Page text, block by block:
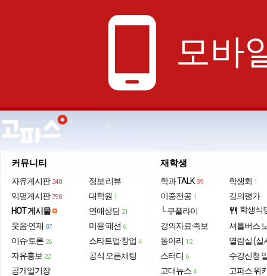
phone_android 모바
커뮤니티
자유게시판 240
익명게시판 790
HOT 게시물
웃음·연재 87
이슈·토론 26
자유홍보 22
공개일기장
정보·리뷰
대학원 1
연애상담 21
미용·패션 6
스타트업·창업 4
공식 오픈채팅
재학생
학과 TALK 39
이중전공 1
└ 쿠플라이
강의자료·족보
동아리 12
스터디 6
고대뉴스 4
학생회 1
강의평가
restaurant 학생식
셔틀버스
열람실 (실
수강신청
고파스 위